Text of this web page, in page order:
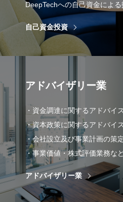
DeepTechへの自己資金による
自己資金投資
アドバイザリー業
・資金調達に関するアドバイス
・資本政策に関するアドバイス
・会社設立及び事業計画の策
・事業価値・株式評価業務な
アドバイザリー業